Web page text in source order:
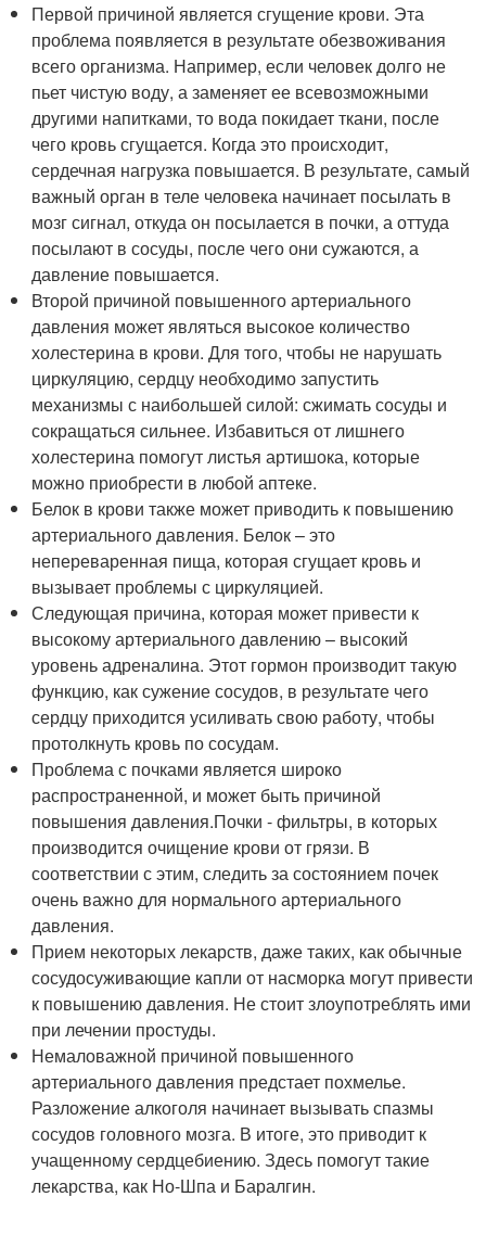
Первой причиной является сгущение крови. Эта
проблема появляется в результате обезвоживания
всего организма. Например, если человек долго не
пьет чистую воду, а заменяет ее всевозможными
другими напитками, то вода покидает ткани, после
чего кровь сгущается. Когда это происходит,
сердечная нагрузка повышается. В результате, самый
важный орган в теле человека начинает посылать в
мозг сигнал, откуда он посылается в почки, а оттуда
посылают в сосуды, после чего они сужаются, а
давление повышается.
Второй причиной повышенного артериального
давления может являться высокое количество
холестерина в крови. Для того, чтобы не нарушать
циркуляцию, сердцу необходимо запустить
механизмы с наибольшей силой: сжимать сосуды и
сокращаться сильнее. Избавиться от лишнего
холестерина помогут листья артишока, которые
можно приобрести в любой аптеке.
Белок в крови также может приводить к повышению
артериального давления. Белок – это
непереваренная пища, которая сгущает кровь и
вызывает проблемы с циркуляцией.
Следующая причина, которая может привести к
высокому артериального давлению – высокий
уровень адреналина. Этот гормон производит такую
функцию, как сужение сосудов, в результате чего
сердцу приходится усиливать свою работу, чтобы
протолкнуть кровь по сосудам.
Проблема с почками является широко
распространенной, и может быть причиной
повышения давления.Почки - фильтры, в которых
производится очищение крови от грязи. В
соответствии с этим, следить за состоянием почек
очень важно для нормального артериального
давления.
Прием некоторых лекарств, даже таких, как обычные
сосудосуживающие капли от насморка могут привести
к повышению давления. Не стоит злоупотреблять ими
при лечении простуды.
Немаловажной причиной повышенного
артериального давления предстает похмелье.
Разложение алкоголя начинает вызывать спазмы
сосудов головного мозга. В итоге, это приводит к
учащенному сердцебиению. Здесь помогут такие
лекарства, как Но-Шпа и Баралгин.